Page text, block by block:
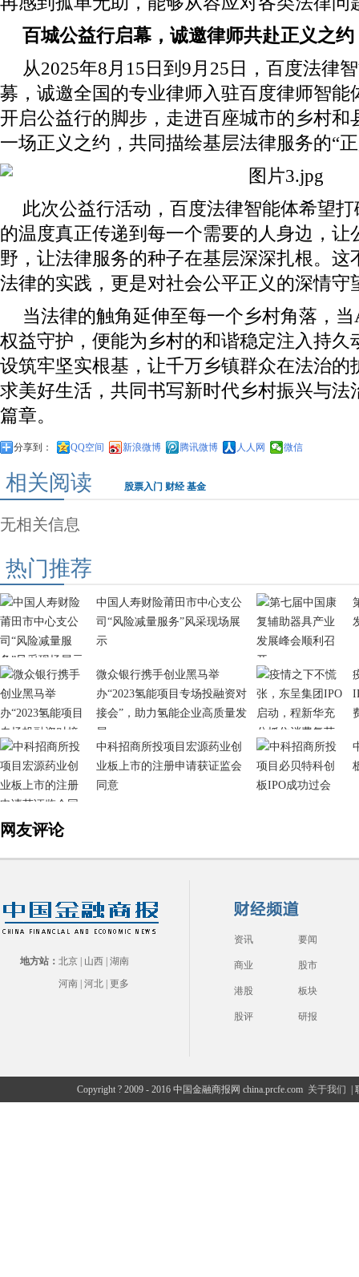
百城公益行启幕，诚邀律师共赴正义之约
从2025年8月15日到9月25日，百度法律
募，诚邀全国的专业律师入驻百度律师智
开启公益行的脚步，走进百座城市的乡村和
一场正义之约，共同描绘基层法律服务的“
此次公益行活动，百度法律智能体希望
的温度真正传递到每一个需要的人身边，让
野，让法律服务的种子在基层深深扎根。这
法律的实践，更是对社会公平正义的深情守
当法律的触角延伸至每一个乡村角落，
权益守护，便能为乡村的和谐稳定注入持久
设筑牢坚实根基，让千万乡镇群众在法治的
求美好生活，共同书写新时代乡村振兴与法
篇章。
分享到： QQ空间 新浪微博 腾讯微博 人人网 微信
相关阅读 股票入门 财经 基金
无相关信息
热门推荐
中国人寿财险莆田市中心支公
司“风险减量服务”风采现场展
示
微众银行携手创业黑马举
办“2023氢能项目专场投融资对
接会”，助力氢能企业高质量发
展
中科招商所投项目宏源药业创
业板上市的注册申请获证监会
同意
网友评论
地方站： 北京 山西 湖南
河南 河北 更多
资讯 要闻
商业 股市
港股 板块
股评 研报
Copyright ? 2009 - 2016 中国金融商报网 china.prcfe.com 关于我们 |